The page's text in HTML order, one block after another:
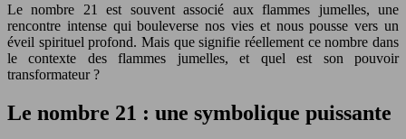
Le nombre 21 est souvent associé aux flammes jumelles, une
rencontre intense qui bouleverse nos vies et nous pousse vers un
éveil spirituel profond. Mais que signifie réellement ce nombre dans
le contexte des flammes jumelles, et quel est son pouvoir
transformateur ?
Le nombre 21 : une symbolique puissante